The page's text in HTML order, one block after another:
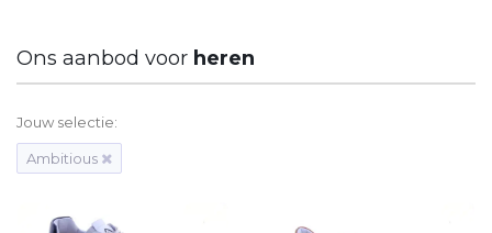
Ons aanbod voor heren
Jouw selectie:
Ambitious